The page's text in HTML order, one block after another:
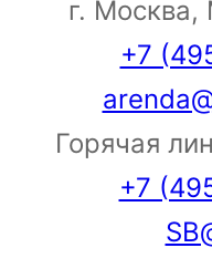
г.
+7
Горячая
+7